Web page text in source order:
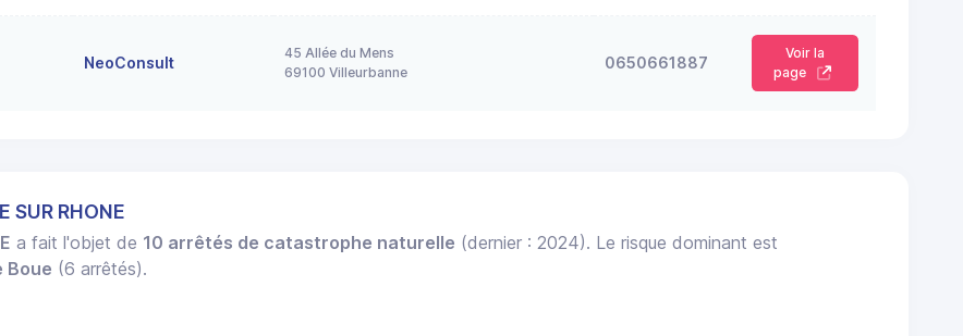
NeoConsult
45 Allée du Mens
69100 Villeurbanne
0650661887
Voir la
page
SUR RHONE
a fait l'objet de 10 arrêtés de catastrophe naturelle (dernier : 2024). Le risque dominant est
Boue (6 arrêtés).